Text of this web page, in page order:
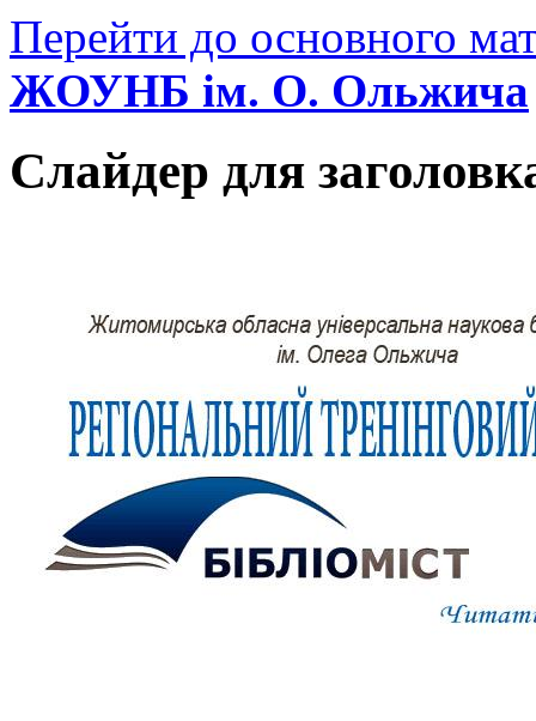
Перейти до основного
ЖОУНБ ім. О. Ольжича
Слайдер для